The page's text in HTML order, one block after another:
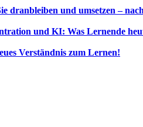
dranbleiben und umsetzen –
und KI: Was Lernende
Verständnis zum Lernen!